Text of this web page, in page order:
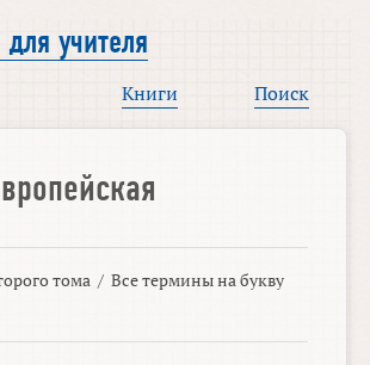
учителя
Книги Поиск
тома / Все термины на букву